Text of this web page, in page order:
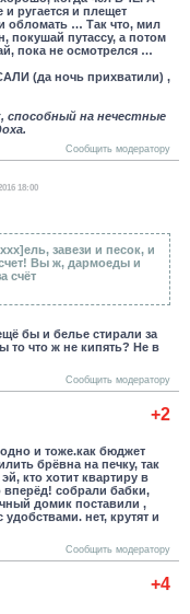
и плещет
обломать … Так что, мил
покушай путассу, а потом
пока не осмотрелся …
(да ночь прихватили) ,
на нечестные
Сообщить модератору
18:00
завези и песок, и
Вы ж, дармоеды и
счёт
бы и белье стирали за
то что ж не кипять? Не в
Сообщить модератору
+2
и тоже.как бюджет
брёвна на печку, так
кто хотит квартиру в
собрали бабки,
домик поставили ,
нет, крутят и
Сообщить модератору
+4